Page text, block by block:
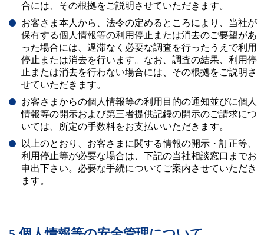
合には、その根拠をご説明させていただきます。
お客さま本人から、法令の定めるところにより、当社が
保有する個人情報等の利用停止または消去のご要望があ
った場合には、遅滞なく必要な調査を行ったうえで利用
停止または消去を行います。なお、調査の結果、利用停
止または消去を行わない場合には、その根拠をご説明さ
せていただきます。
お客さまからの個人情報等の利用目的の通知並びに個人
情報等の開示および第三者提供記録の開示のご請求につ
いては、所定の手数料をお支払いいただきます。
以上のとおり、お客さまに関する情報の開示・訂正等、
利用停止等が必要な場合は、下記の当社相談窓口までお
申出下さい。必要な手続についてご案内させていただき
ます。